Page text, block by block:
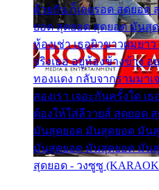
ด้วยกัน ก็เลยรอด สุดยอด
ยอด สุดยอด สุดยอด มันสุ
ห้องเช่า เธอผิวขาวผมยา
จริงเธอ อยู่ห้องข้างข้าง อ
ทองแดง กลับจากรามมา
สองเรา เจอะกันครั้งใด เ
ต้องให้ใส่ลีวายส์ สุดยอด
มันสุดยอด มันสุดยอด มัน
มันสุดยอด มันสุดยอด มัน
สุดยอด - วงซูซู